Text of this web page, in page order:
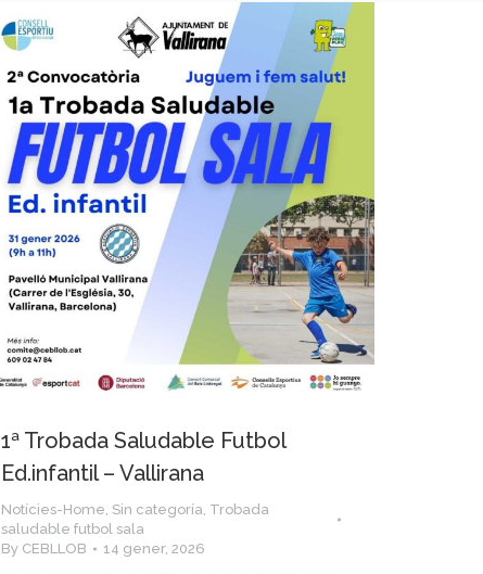
1ª Trobada Saludable Futbol
Ed.infantil – Vallirana
Notícies-Home, Sin categoría, Trobada
saludable futbol sala
By CEBLLOB 14 gener, 2026